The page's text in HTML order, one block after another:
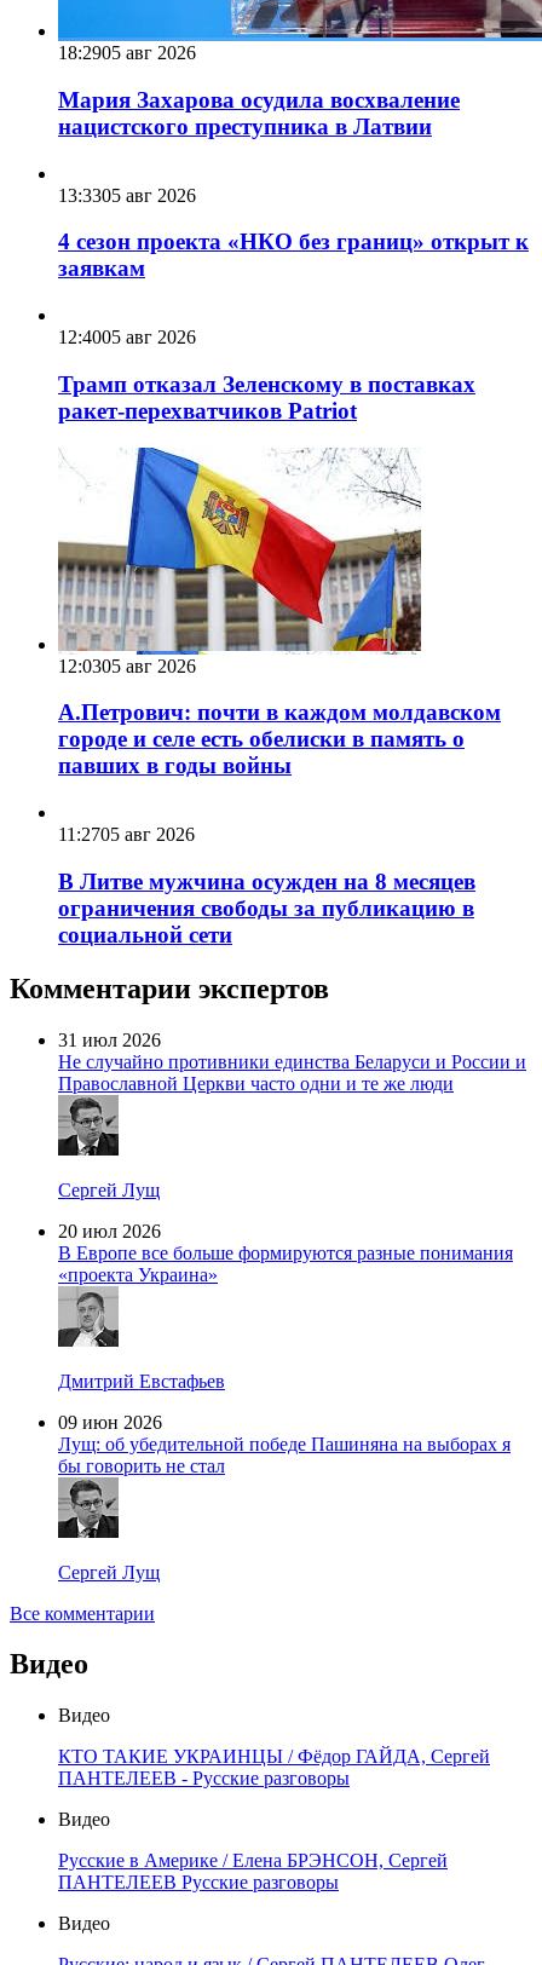
18:2905 авг 2026
Мария Захарова осудила восхваление
нацистского преступника в Латвии
13:3305 авг 2026
4 сезон проекта «НКО без границ» открыт к
заявкам
12:4005 авг 2026
Трамп отказал Зеленскому в поставках
ракет-перехватчиков Patriot
12:0305 авг 2026
А.Петрович: почти в каждом молдавском
городе и селе есть обелиски в память о
павших в годы войны
11:2705 авг 2026
В Литве мужчина осужден на 8 месяцев
ограничения свободы за публикацию в
социальной сети
Комментарии экспертов
31 июл 2026
Не случайно противники единства Беларуси и России и
Православной Церкви часто одни и те же люди
Сергей Лущ
20 июл 2026
В Европе все больше формируются разные понимания
«проекта Украина»
Дмитрий Евстафьев
09 июн 2026
Лущ: об убедительной победе Пашиняна на выборах я
бы говорить не стал
Сергей Лущ
Все комментарии
Видео
Видео
КТО ТАКИЕ УКРАИНЦЫ / Фёдор ГАЙДА, Сергей
ПАНТЕЛЕЕВ - Русские разговоры
Видео
Русские в Америке / Елена БРЭНСОН, Сергей
ПАНТЕЛЕЕВ Русские разговоры
Видео